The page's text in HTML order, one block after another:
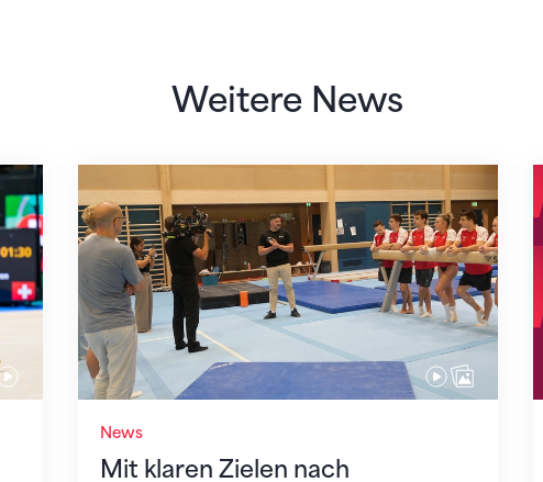
Weitere News
News
Mit klaren Zielen nach
Mit klaren Zielen nach Zagreb